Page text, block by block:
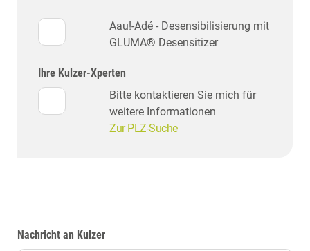
Aau!-Adé - Desensibilisierung mit
GLUMA® Desensitizer
Ihre Kulzer-Xperten
Bitte kontaktieren Sie mich für
weitere Informationen
Zur PLZ-Suche
Nachricht an Kulzer